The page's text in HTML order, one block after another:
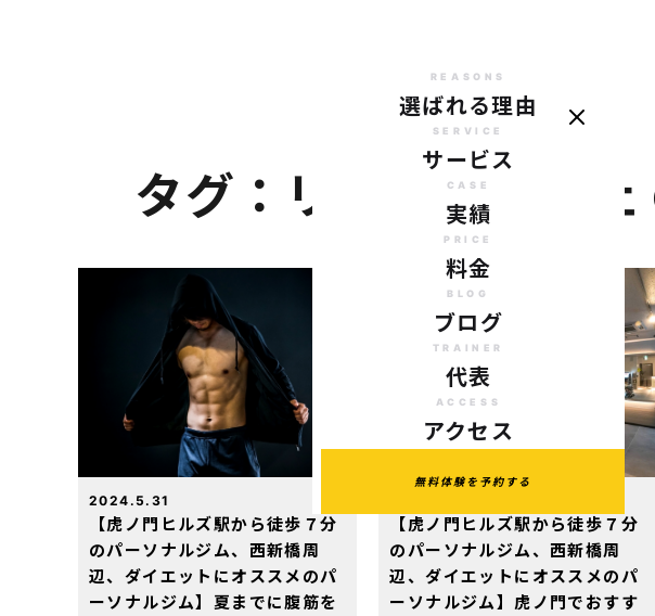
REASONS
選ばれる理由
SERVICE
サービス
CASE
実績
PRICE
料金
BLOG
ブログ
TRAINER
代表
ACCESS
アクセス
無料体験を予約する
タグ：リバウンド防止
2024.5.31
【虎ノ門ヒルズ駅から徒歩７分
のパーソナルジム、西新橋周
辺、ダイエットにオススメのパ
ーソナルジム】夏までに腹筋を
【虎ノ門ヒルズ駅から徒歩７分
のパーソナルジム、西新橋周
辺、ダイエットにオススメのパ
ーソナルジム】虎ノ門でおすす